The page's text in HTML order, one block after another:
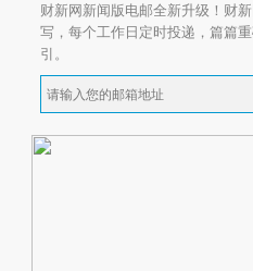
财新网新闻版电邮全新升级！财
写，每个工作日定时投递，篇篇
引。